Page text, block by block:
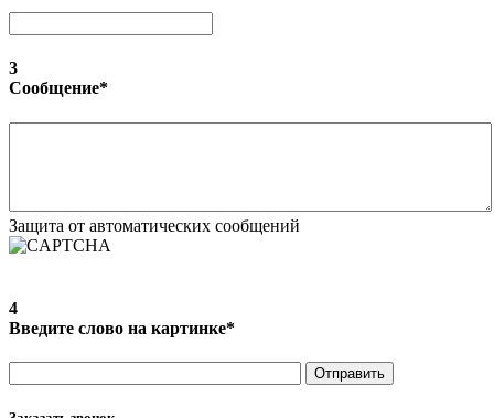
3
Сообщение*
Защита от автоматических сообщений
4
Введите слово на картинке*